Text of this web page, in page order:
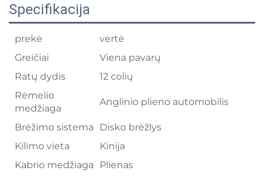
Specifikacija
prekė
vertė
Greičiai
Viena pavarų
Ratų dydis
12 colių
Rėmelio
medžiaga
Anglinio plieno automobilis
Brėžimo sistema
Disko brėžlys
Kilimo vieta
Kinija
Kabrio medžiaga
Plienas